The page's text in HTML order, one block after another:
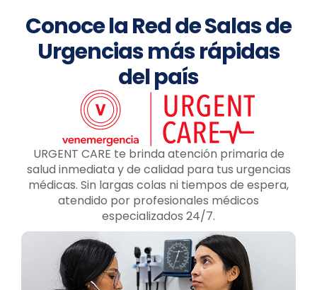
Conoce la Red de Salas de
Urgencias más rápidas
del país
URGENT CARE te brinda atención primaria de
salud inmediata y de calidad para tus urgencias
médicas. Sin largas colas ni tiempos de espera,
atendido por profesionales médicos
especializados 24/7.